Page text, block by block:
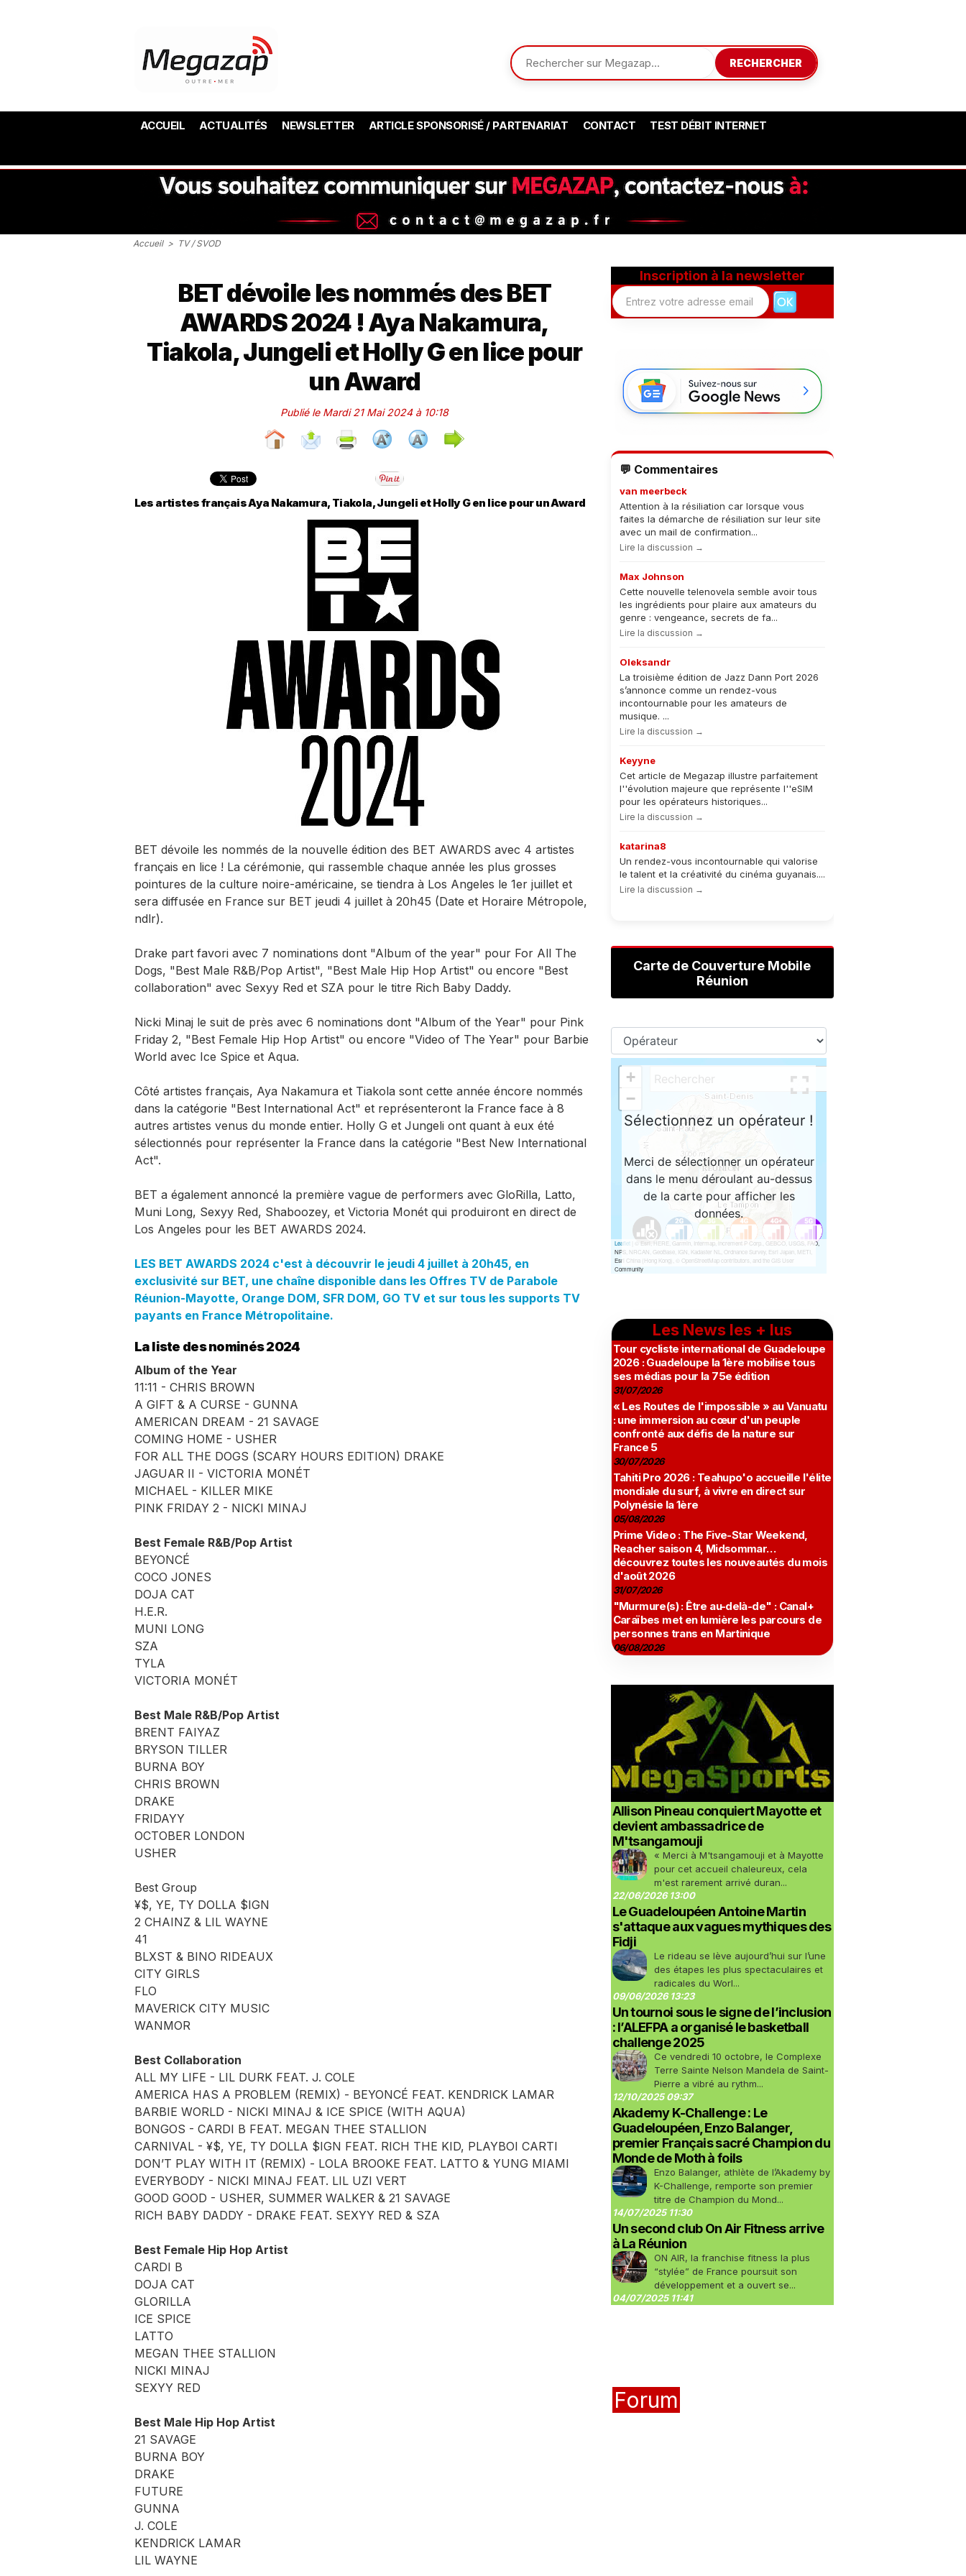
RECHERCHER
ACCUEIL ACTUALITÉS NEWSLETTER ARTICLE SPONSORISÉ / PARTENARIAT CONTACT TEST DÉBIT INTERNET
Accueil > TV / SVOD
BET dévoile les nommés des BET
AWARDS 2024 ! Aya Nakamura,
Tiakola, Jungeli et Holly G en lice pour
un Award
Publié le Mardi 21 Mai 2024 à 10:18
Les artistes français Aya Nakamura, Tiakola, Jungeli et Holly G en lice pour un Award
BET dévoile les nommés de la nouvelle édition des BET AWARDS avec 4 artistes
français en lice ! La cérémonie, qui rassemble chaque année les plus grosses
pointures de la culture noire-américaine, se tiendra à Los Angeles le 1er juillet et
sera diffusée en France sur BET jeudi 4 juillet à 20h45 (Date et Horaire Métropole,
ndlr).
Drake part favori avec 7 nominations dont "Album of the year" pour For All The
Dogs, "Best Male R&B/Pop Artist", "Best Male Hip Hop Artist" ou encore "Best
collaboration" avec Sexyy Red et SZA pour le titre Rich Baby Daddy.
Nicki Minaj le suit de près avec 6 nominations dont "Album of the Year" pour Pink
Friday 2, "Best Female Hip Hop Artist" ou encore "Video of The Year" pour Barbie
World avec Ice Spice et Aqua.
Côté artistes français, Aya Nakamura et Tiakola sont cette année éncore nommés
dans la catégorie "Best International Act" et représenteront la France face à 8
autres artistes venus du monde entier. Holly G et Jungeli ont quant à eux été
sélectionnés pour représenter la France dans la catégorie "Best New International
Act".
BET a également annoncé la première vague de performers avec GloRilla, Latto,
Muni Long, Sexyy Red, Shaboozey, et Victoria Monét qui produiront en direct de
Los Angeles pour les BET AWARDS 2024.
LES BET AWARDS 2024 c'est à découvrir le jeudi 4 juillet à 20h45, en
exclusivité sur BET, une chaîne disponible dans les Offres TV de Parabole
Réunion-Mayotte, Orange DOM, SFR DOM, GO TV et sur tous les supports TV
payants en France Métropolitaine.
La liste des nominés 2024
Album of the Year
11:11 - CHRIS BROWN
A GIFT & A CURSE - GUNNA
AMERICAN DREAM - 21 SAVAGE
COMING HOME - USHER
FOR ALL THE DOGS (SCARY HOURS EDITION) DRAKE
JAGUAR II - VICTORIA MONÉT
MICHAEL - KILLER MIKE
PINK FRIDAY 2 - NICKI MINAJ
Best Female R&B/Pop Artist
BEYONCÉ
COCO JONES
DOJA CAT
H.E.R.
MUNI LONG
SZA
TYLA
VICTORIA MONÉT
Best Male R&B/Pop Artist
BRENT FAIYAZ
BRYSON TILLER
BURNA BOY
CHRIS BROWN
DRAKE
FRIDAYY
OCTOBER LONDON
USHER
Best Group
¥$, YE, TY DOLLA $IGN
2 CHAINZ & LIL WAYNE
41
BLXST & BINO RIDEAUX
CITY GIRLS
FLO
MAVERICK CITY MUSIC
WANMOR
Best Collaboration
ALL MY LIFE - LIL DURK FEAT. J. COLE
AMERICA HAS A PROBLEM (REMIX) - BEYONCÉ FEAT. KENDRICK LAMAR
BARBIE WORLD - NICKI MINAJ & ICE SPICE (WITH AQUA)
BONGOS - CARDI B FEAT. MEGAN THEE STALLION
CARNIVAL - ¥$, YE, TY DOLLA $IGN FEAT. RICH THE KID, PLAYBOI CARTI
DON’T PLAY WITH IT (REMIX) - LOLA BROOKE FEAT. LATTO & YUNG MIAMI
EVERYBODY - NICKI MINAJ FEAT. LIL UZI VERT
GOOD GOOD - USHER, SUMMER WALKER & 21 SAVAGE
RICH BABY DADDY - DRAKE FEAT. SEXYY RED & SZA
Best Female Hip Hop Artist
CARDI B
DOJA CAT
GLORILLA
ICE SPICE
LATTO
MEGAN THEE STALLION
NICKI MINAJ
SEXYY RED
Best Male Hip Hop Artist
21 SAVAGE
BURNA BOY
DRAKE
FUTURE
GUNNA
J. COLE
KENDRICK LAMAR
LIL WAYNE
Inscription à la newsletter
💬 Commentaires
van meerbeck
Attention à la résiliation car lorsque vous
faites la démarche de résiliation sur leur site
avec un mail de confirmation...
Lire la discussion →
Max Johnson
Cette nouvelle telenovela semble avoir tous
les ingrédients pour plaire aux amateurs du
genre : vengeance, secrets de fa...
Lire la discussion →
Oleksandr
La troisième édition de Jazz Dann Port 2026
s’annonce comme un rendez-vous
incontournable pour les amateurs de
musique. ...
Lire la discussion →
Keyyne
Cet article de Megazap illustre parfaitement
l''évolution majeure que représente l''eSIM
pour les opérateurs historiques...
Lire la discussion →
katarina8
Un rendez-vous incontournable qui valorise
le talent et la créativité du cinéma guyanais....
Lire la discussion →
Carte de Couverture Mobile
Réunion
Les News les + lus
Tour cycliste international de Guadeloupe
2026 : Guadeloupe la 1ère mobilise tous
ses médias pour la 75e édition
31/07/2026
« Les Routes de l'impossible » au Vanuatu
: une immersion au cœur d'un peuple
confronté aux défis de la nature sur
France 5
30/07/2026
Tahiti Pro 2026 : Teahupo'o accueille l'élite
mondiale du surf, à vivre en direct sur
Polynésie la 1ère
05/08/2026
Prime Video : The Five-Star Weekend,
Reacher saison 4, Midsommar…
découvrez toutes les nouveautés du mois
d'août 2026
31/07/2026
"Murmure(s) : Être au-delà-de" : Canal+
Caraïbes met en lumière les parcours de
personnes trans en Martinique
06/08/2026
Allison Pineau conquiert Mayotte et
devient ambassadrice de
M'tsangamouji
« Merci à M'tsangamouji et à Mayotte
pour cet accueil chaleureux, cela
m'est rarement arrivé duran...
22/06/2026 13:00
Le Guadeloupéen Antoine Martin
s'attaque aux vagues mythiques des
Fidji
Le rideau se lève aujourd’hui sur l’une
des étapes les plus spectaculaires et
radicales du Worl...
09/06/2026 13:23
Un tournoi sous le signe de l’inclusion
: l’ALEFPA a organisé le basketball
challenge 2025
Ce vendredi 10 octobre, le Complexe
Terre Sainte Nelson Mandela de Saint-
Pierre a vibré au rythm...
12/10/2025 09:37
Akademy K-Challenge : Le
Guadeloupéen, Enzo Balanger,
premier Français sacré Champion du
Monde de Moth à foils
Enzo Balanger, athlète de l’Akademy by
K-Challenge, remporte son premier
titre de Champion du Mond...
14/07/2025 11:30
Un second club On Air Fitness arrive
à La Réunion
ON AIR, la franchise fitness la plus
“stylée” de France poursuit son
développement et a ouvert se...
04/07/2025 11:41
Forum